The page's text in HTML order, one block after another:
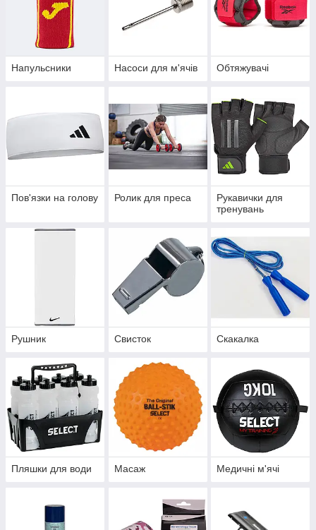
Напульсники Насоси для м'ячів Обтяжувачі
Пов'язки на голову Ролик для преса
Рукавички для
тренувань
Рушник Свисток Скакалка
Пляшки для води Масаж Медичні м'ячі